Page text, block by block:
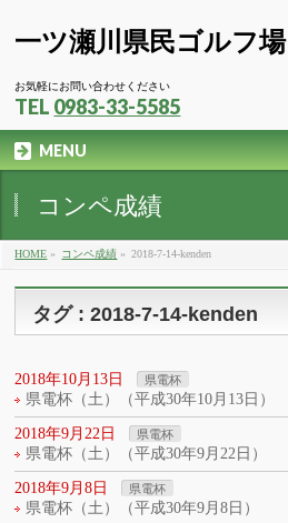
一ツ瀬川県民ゴルフ場
お気軽にお問い合わせください
TEL 0983-33-5585
MENU
コンペ成績
HOME » コンペ成績 » 2018-7-14-kenden
タグ : 2018-7-14-kenden
2018年10月13日 県電杯
県電杯（土）（平成30年10月13日）
2018年9月22日 県電杯
県電杯（土）（平成30年9月22日）
2018年9月8日 県電杯
県電杯（土）（平成30年9月8日）